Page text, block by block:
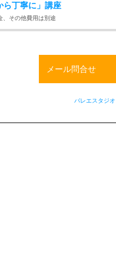
ら丁寧に」講座
、その他費用は別途
メール問合せ
バレエスタジ